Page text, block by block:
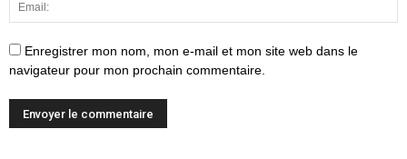
Enregistrer mon nom, mon e-mail et mon site web dans le
navigateur pour mon prochain commentaire.